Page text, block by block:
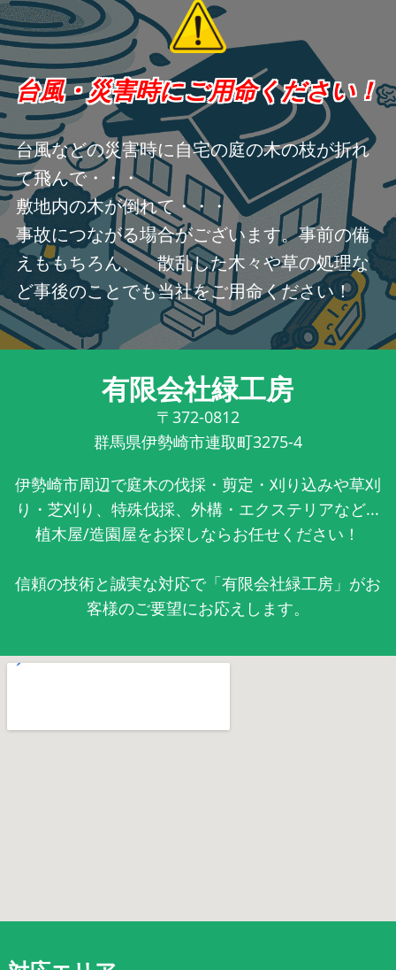
台風・災害時にご用命ください！
台風などの災害時に自宅の庭の木の枝が折れ
て飛んで・・・
敷地内の木が倒れて・・・
事故につながる場合がございます。事前の備
えももちろん、 散乱した木々や草の処理な
ど事後のことでも当社をご用命ください！
有限会社緑工房
〒372-0812
群馬県伊勢崎市連取町3275-4
伊勢崎市周辺で庭木の伐採・剪定・刈り込みや草刈
り・芝刈り、特殊伐採、外構・エクステリアなど...
植木屋/造園屋をお探しならお任せください！
信頼の技術と誠実な対応で「有限会社緑工房」がお
客様のご要望にお応えします。